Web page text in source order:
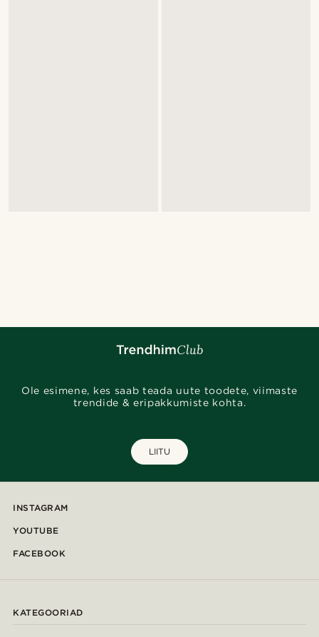
Ole esimene, kes saab teada uute toodete, viimaste
trendide & eripakkumiste kohta.
LIITU
INSTAGRAM
YOUTUBE
FACEBOOK
KATEGOORIAD